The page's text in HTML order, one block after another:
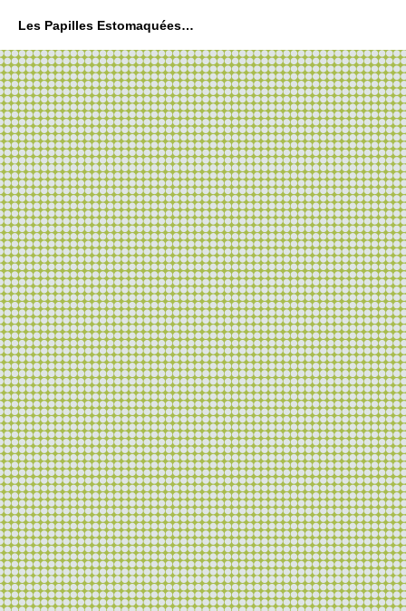
Les Papilles Estomaquées…